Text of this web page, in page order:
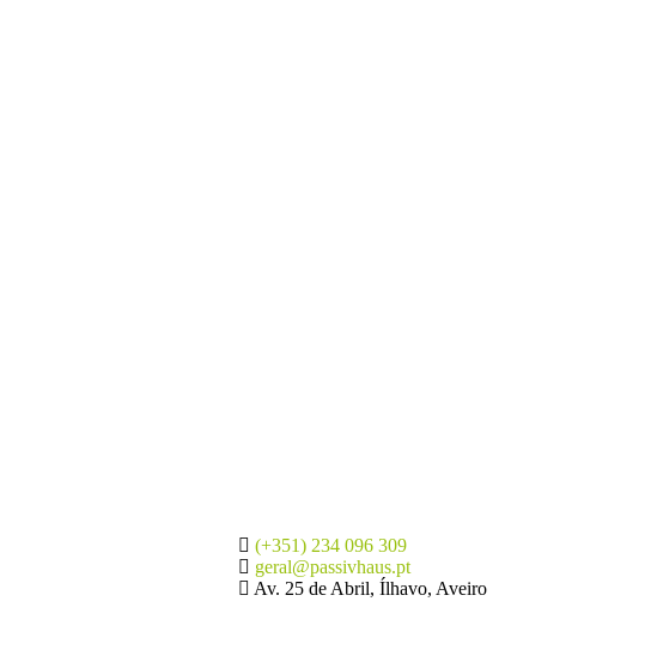
(+351) 234 096 309
geral@passivhaus.pt
Av. 25 de Abril, Ílhavo, Aveiro